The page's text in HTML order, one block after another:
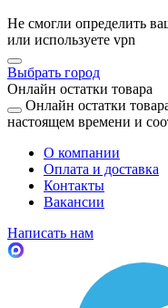
Не смогли определить
или используете vpn
Выбрать город
Онлайн остатки товара
Онлайн остатки
настоящем времени и
О компании
Оплата и доставка
Контакты
Вакансии
Написать нам